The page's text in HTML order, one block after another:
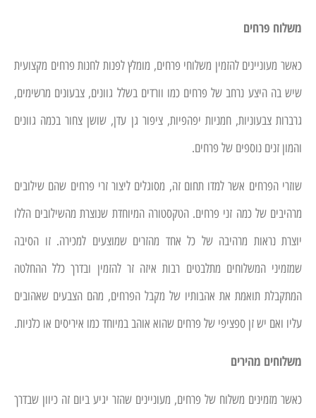
משלוח פרחים
כאשר מעוניינים להזמין משלוחי פרחים, מומלץ לפנות לחנות פרחים מקצועית
שיש בה היצע נרחב של פרחים כמו וורדים בשלל גוונים, צבעונים מרשימים,
גרברות צבעוניות, חמניות יפהפיות, ציפור גן עדן, שושן צחור בכמה גוונים
והמון זנים נוספים של פרחים.
שוזרי הפרחים אשר למדו תחום זה, מסוגלים ליצור זרי פרחים שהם שילובים
מרהיבים של כמה זני פרחים. הטקסטורה המיוחדת שנוצרת מהשילובים הללו
יוצרת נראות מרהיבה של כל אחד מהזרים שמוצעים למכירה. זו הסיבה
שמזמיני המשלוחים מתלבטים רבות איזה זר להזמין ובדרך כלל ההחלטה
המתקבלת תואמת את אהבותיו של מקבל הפרחים, מהם הצבעים שאהובים
עליו ואם יש זן ספציפי של פרחים שהוא אוהב במיוחד כמו איריסים או כלניות.
משלוחים מהירים
כאשר מזמינים משלוח של פרחים, מעוניינים שהזר יגיע ביום זה כיוון שבדרך